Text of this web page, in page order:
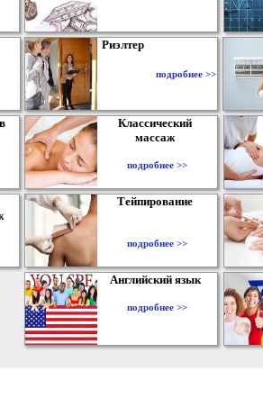
Риэлтер
подробнее >>
Классический
массаж
подробнее >>
Тейпирование
подробнее >>
Английский язык
подробнее >>